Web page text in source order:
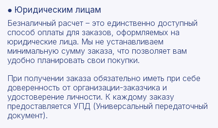
● Юридическим лицам
Безналичный расчет – это единственно доступный
способ оплаты для заказов, оформляемых на
юридические лица. Мы не устанавливаем
минимальную сумму заказа, что позволяет вам
удобно планировать свои покупки.
При получении заказа обязательно иметь при себе
доверенность от организации-заказчика и
удостоверение личности. К каждому заказу
предоставляется УПД (Универсальный передаточный
документ).